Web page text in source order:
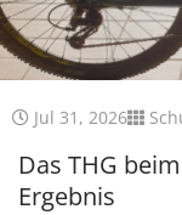
Jul 31, 2026
Das THG
Ergebnis